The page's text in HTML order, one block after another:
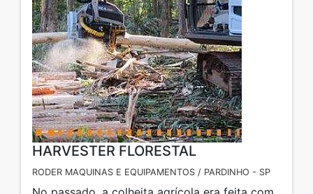
HARVESTER FLORESTAL
RODER MAQUINAS E EQUIPAMENTOS / PARDINHO - SP